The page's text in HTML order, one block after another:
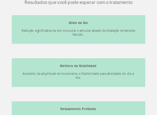
Resultados que você pode esperar com o tratamento
Alívio da Dor
Redução significativa da dor muscular e articular através da liberação de tensões
fasciais.
Melhora da Mobilidade
Aumento da amplitude de movimento e flexibilidade para atividades do dia a
dia.
Relaxamento Profundo